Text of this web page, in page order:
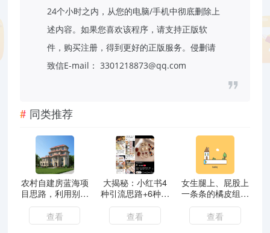
24个小时之内，从您的电脑/手机中彻底删除上
述内容。如果您喜欢该程序，请支持正版软
件，购买注册，得到更好的正版服务。侵删请
致信E-mail： 3301218873@qq.com
同类推荐
农村自建房蓝海项
目思路，利用别墅
图纸设计去变现，
冷门刚需项目分享
给你！
查看
大揭秘：小红书4
种引流思路+6种安
全导流方法
查看
女生腿上、屁股上
一条条的橘皮组织
是怎么来的？
查看